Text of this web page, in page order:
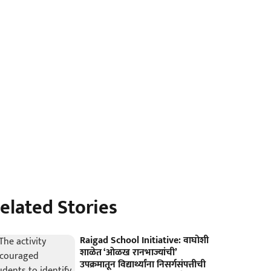
Stories
Raigad School Initiative: वाघोशी
शाळेत ‘ओळख रानभाज्यांची’
उपक्रमातून विद्यार्थ्यांना निसर्गसंपत्तीची